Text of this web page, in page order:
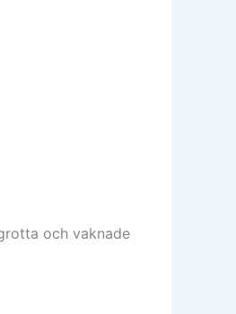
och vaknade